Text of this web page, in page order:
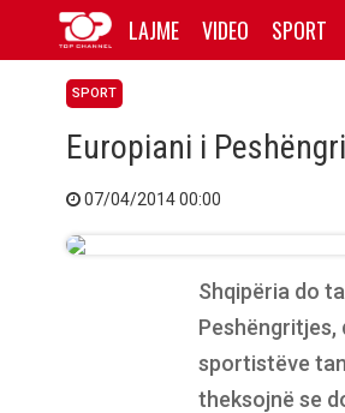
LAJME VIDEO SPORT
SPORT
Europiani i
07/04/2014 00:00
Shqipëria do
Peshëngritjes,
sportistëve
theksojnë se